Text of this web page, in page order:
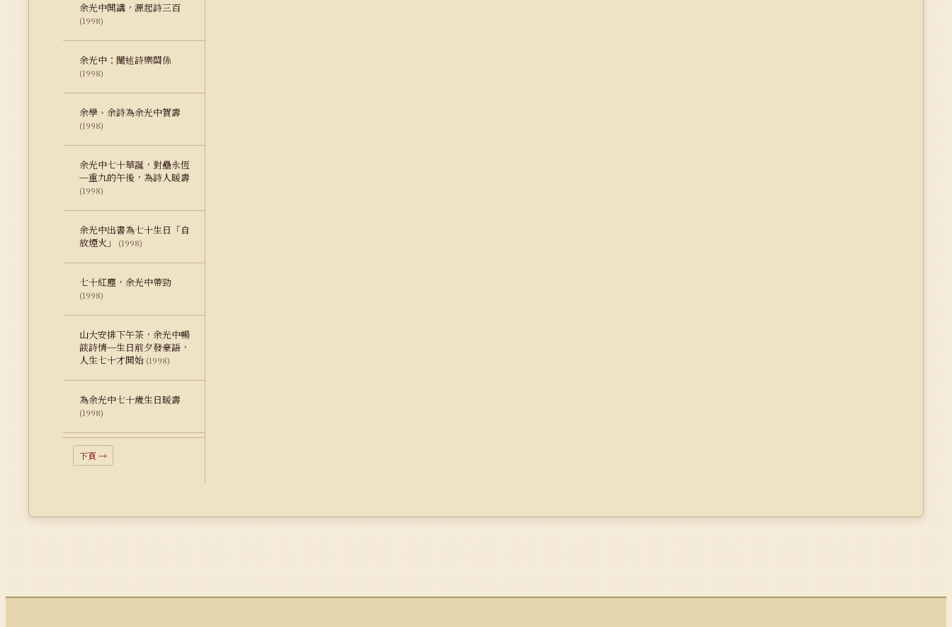
余光中開講，源起詩三百
(1998)
余光中：闡述詩樂關係
(1998)
余學、余詩為余光中賀壽
(1998)
余光中七十華誕，對壘永恆
─重九的午後，為詩人暖壽
(1998)
余光中出書為七十生日「自
放煙火」
(1998)
七十紅塵，余光中帶勁
(1998)
山大安排下午茶，余光中暢
談詩情─生日前夕發豪語，
人生七十才開始 (1998)
為余光中七十歲生日暖壽
(1998)
下頁 →